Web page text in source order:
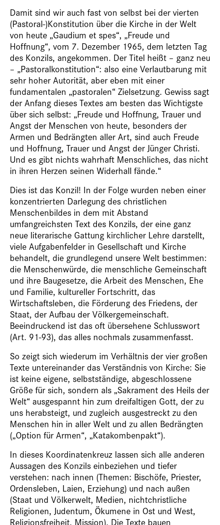
Damit sind wir auch fast von selbst bei der vierten
(Pastoral-)Konstitution über die Kirche in der Welt
von heute „Gaudium et spes“, „Freude und
Hoffnung“, vom 7. Dezember 1965, dem letzten Tag
des Konzils, angekommen. Der Titel heißt – ganz neu
– „Pastoralkonstitution“: also eine Verlautbarung mit
sehr hoher Autorität, aber eben mit einer
fundamentalen „pastoralen“ Zielsetzung. Gewiss sagt
der Anfang dieses Textes am besten das Wichtigste
über sich selbst: „Freude und Hoffnung, Trauer und
Angst der Menschen von heute, besonders der
Armen und Bedrängten aller Art, sind auch Freude
und Hoffnung, Trauer und Angst der Jünger Christi.
Und es gibt nichts wahrhaft Menschliches, das nicht
in ihren Herzen seinen Widerhall fände.“
Dies ist das Konzil! In der Folge wurden neben einer
konzentrierten Darlegung des christlichen
Menschenbildes in dem mit Abstand
umfangreichsten Text des Konzils, der eine ganz
neue literarische Gattung kirchlicher Lehre darstellt,
viele Aufgabenfelder in Gesellschaft und Kirche
behandelt, die grundlegend unsere Welt bestimmen:
die Menschenwürde, die menschliche Gemeinschaft
und ihre Baugesetze, die Arbeit des Menschen, Ehe
und Familie, kultureller Fortschritt, das
Wirtschaftsleben, die Förderung des Friedens, der
Staat, der Aufbau der Völkergemeinschaft.
Beeindruckend ist das oft übersehene Schlusswort
(Art. 91-93), das alles nochmals zusammenfasst.
So zeigt sich wiederum im Verhältnis der vier großen
Texte untereinander das Verständnis von Kirche: Sie
ist keine eigene, selbstständige, abgeschlossene
Größe für sich, sondern als „Sakrament des Heils der
Welt“ ausgespannt hin zum dreifaltigen Gott, der zu
uns herabsteigt, und zugleich ausgestreckt zu den
Menschen hin in aller Welt und zu allen Bedrängten
(„Option für Armen“, „Katakombenpakt“).
In dieses Koordinatenkreuz lassen sich alle anderen
Aussagen des Konzils einbeziehen und tiefer
verstehen: nach innen (Themen: Bischöfe, Priester,
Ordensleben, Laien, Erziehung) und nach außen
(Staat und Völkerwelt, Medien, nichtchristliche
Religionen, Judentum, Ökumene in Ost und West,
Religionsfreiheit, Mission). Die Texte bauen